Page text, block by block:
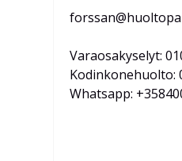
Varaosakyselyt:
Kodinkonehuolto:
Whatsapp: